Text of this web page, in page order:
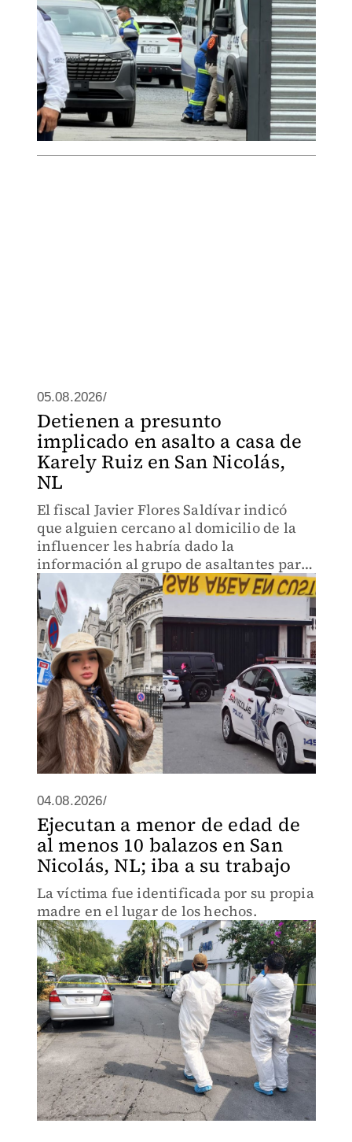
05.08.2026/
Detienen a presunto
implicado en asalto a casa de
Karely Ruiz en San Nicolás,
NL
El fiscal Javier Flores Saldívar indicó
que alguien cercano al domicilio de la
influencer les habría dado la
información al grupo de asaltantes para
cometer el atraco.
04.08.2026/
Ejecutan a menor de edad de
al menos 10 balazos en San
Nicolás, NL; iba a su trabajo
La víctima fue identificada por su propia
madre en el lugar de los hechos.